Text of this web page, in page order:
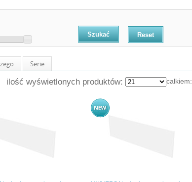
Reset
Serie
ilość wyświetlonych produktów: całkiem: